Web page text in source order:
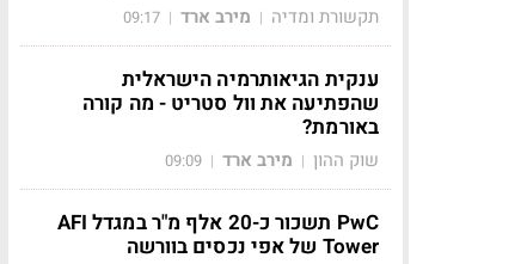
תקשורת ומדיה | מירב ארד |
09:17
ענקית הגיאותרמיה הישראלית
שהפתיעה את וול סטריט - מה קורה
באורמת?
שוק ההון | מירב ארד |
09:09
PwC תשכור כ-20 אלף מ"ר במגדל AFI
Tower של אפי נכסים בוורשה